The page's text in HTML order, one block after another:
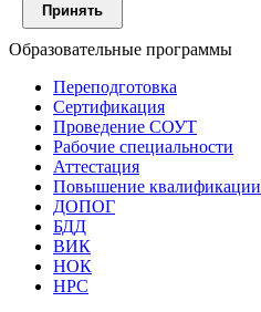
Принять
Образовательные программы
Переподготовка
Сертификация
Проведение СОУТ
Рабочие специальности
Аттестация
Повышение квалификации
ДОПОГ
БДД
ВИК
НОК
НРС